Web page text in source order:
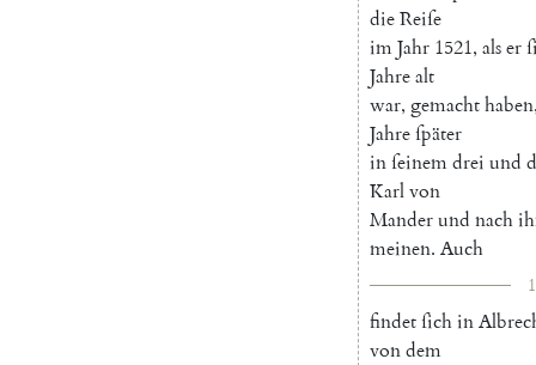
dieReiſe
imJahr 1521, alser
Jahrealt
war, gemachthaben
Jahreſpäter
inſeinemdrei und
Karlvon
Manderund nach
meinen. Auch
findetſichin
vondem